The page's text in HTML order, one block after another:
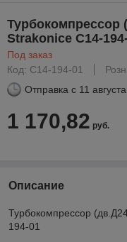
Турбокомпрессор
Strakonice C14-
Под заказ
Код: C14-194-01
Отправка с 11
1 170,82 руб.
Описание
Турбокомпрессор
194-01